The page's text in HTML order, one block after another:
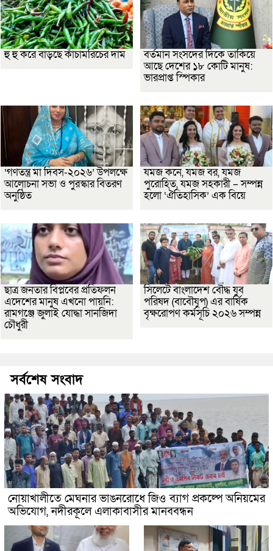
হু হু করে বাড়ছে কাঁচামরিচের দাম
বর্তমান সংসদের দিকে তাকিয়ে
আছে দেশের ১৮ কোটি মানুষ:
ভারপ্রাপ্ত স্পিকার
‘গণতন্ত্র মা দিবস-২০২৬’ উপলক্ষে
আলোচনা সভা ও পুরস্কার বিতরণ
অনুষ্ঠিত
যমজ কনে, যমজ বর, যমজ
পুরোহিত, যমজ সহকারী – সম্পন্ন
হলো ‘ঐতিহাসিক’ এক বিয়ে
ছাত্র জনতার বিপ্লবের প্রতিফলন
এদেশের মানুষ এখনো পায়নি:
রামগঞ্জে জুলাই যোদ্ধা সানজিদা
চৌধুরী
সিলেটে বাংলাদেশ বৌদ্ধ যুব
পরিষদ (বাবৌযুপ) এর বার্ষিক
বৃক্ষরোপণ কর্মসূচি ২০২৬ সম্পন্ন
সর্বশেষ সংবাদ
নোয়াখালীতে মেঘনার ভাঙনরোধে জিও ব্যাগ প্রকল্পে অনিয়মের
অভিযোগ, নদীরকূলে এলাকাবাসীর মানববন্ধন